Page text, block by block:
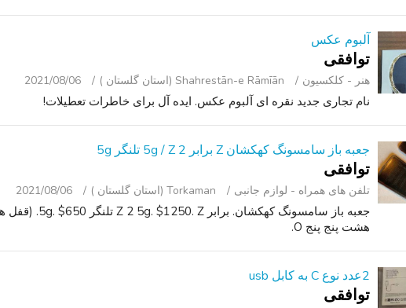
آلبوم عکس
توافقی
هنر - کلکسیون Shahrestān-e Rāmīān (استان گلستان ) 2021/08/06
نام تجاری جدید نقره ای آلبوم عکس. ایده آل برای خاطرات تعطیلات!
جعبه باز سامسونگ کهکشان Z برابر 2 5g / Z تلنگر 5g
توافقی
تلفن ‌های همراه - لوازم جانبی Torkaman (استان گلستان ) 2021/08/06
هشت پنج پنج O.
2عدد نوع C به کابل usb
توافقی